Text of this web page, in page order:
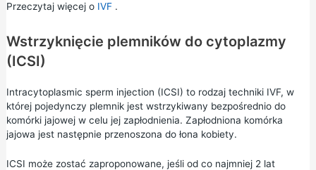
Przeczytaj więcej o IVF.
Wstrzyknięcie plemników do cytoplazmy
(ICSI)
Intracytoplasmic sperm injection (ICSI) to rodzaj techniki IVF, w
której pojedynczy plemnik jest wstrzykiwany bezpośrednio do
komórki jajowej w celu jej zapłodnienia. Zapłodniona komórka
jajowa jest następnie przenoszona do łona kobiety.
ICSI może zostać zaproponowane, jeśli od co najmniej 2 lat